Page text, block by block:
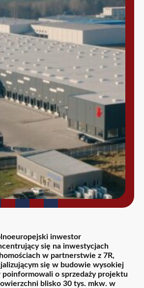
inwestor
się na inwestycjach
w partnerstwie z 7R,
się w budowie wysokiej
poinformowali o sprzedaży projektu
blisko 30 tys. mkw. w